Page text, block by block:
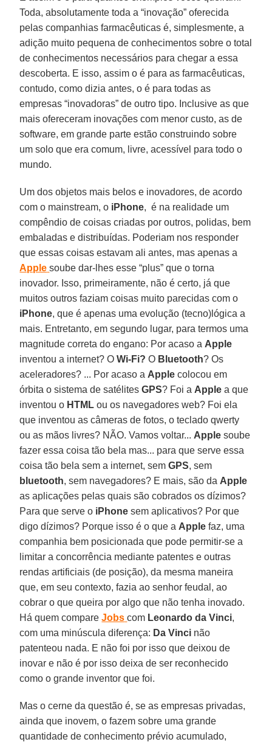
Toda, absolutamente toda a “inovação” oferecida
pelas companhias farmacêuticas é, simplesmente, a
adição muito pequena de conhecimentos sobre o total
de conhecimentos necessários para chegar a essa
descoberta. E isso, assim o é para as farmacêuticas,
contudo, como dizia antes, o é para todas as
empresas “inovadoras” de outro tipo. Inclusive as que
mais ofereceram inovações com menor custo, as de
software, em grande parte estão construindo sobre
um solo que era comum, livre, acessível para todo o
mundo.
Um dos objetos mais belos e inovadores, de acordo
com o mainstream, o iPhone, é na realidade um
compêndio de coisas criadas por outros, polidas, bem
embaladas e distribuídas. Poderiam nos responder
que essas coisas estavam ali antes, mas apenas a
Apple soube dar-lhes esse “plus” que o torna
inovador. Isso, primeiramente, não é certo, já que
muitos outros faziam coisas muito parecidas com o
iPhone, que é apenas uma evolução (tecno)lógica a
mais. Entretanto, em segundo lugar, para termos uma
magnitude correta do engano: Por acaso a Apple
inventou a internet? OWi-Fi? O Bluetooth? Os
aceleradores? ... Por acaso a Apple colocou em
órbita o sistema de satélitesGPS? Foi a Apple a que
inventou o HTML ou os navegadores web? Foi ela
que inventou as câmeras de fotos, o teclado qwerty
ou as mãos livres? NÃO. Vamos voltar... Apple soube
fazer essa coisa tão bela mas... para que serve essa
coisa tão bela sem a internet, semGPS, sem
bluetooth, sem navegadores? E mais, são da Apple
as aplicações pelas quais são cobrados os dízimos?
Para que serve o iPhone sem aplicativos? Por que
digo dízimos? Porque isso é o que a Apple faz, uma
companhia bem posicionada que pode permitir-se a
limitar a concorrência mediante patentes e outras
rendas artificiais (de posição), da mesma maneira
que, em seu contexto, fazia ao senhor feudal, ao
cobrar o que queira por algo que não tenha inovado.
Há quem compareJobs com Leonardo da Vinci,
com uma minúscula diferença: Da Vinci não
patenteou nada. E não foi por isso que deixou de
inovar e não é por isso deixa de ser reconhecido
como o grande inventor que foi.
Mas o cerne da questão é, se as empresas privadas,
ainda que inovem, o fazem sobre uma grande
quantidade de conhecimento prévio acumulado,